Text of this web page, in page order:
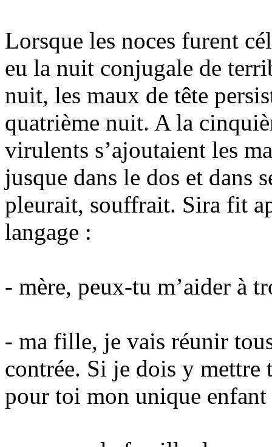
Lorsque les noces furent
eu la nuit conjugale de
nuit, les maux de tête
quatrième nuit. A la
virulents s’ajoutaient les
jusque dans le dos et dans
pleurait, souffrait. Sira fit
langage :
- mère, peux-tu m’aider à
- ma fille, je vais réunir
contrée. Si je dois y mettre
pour toi mon unique enfant